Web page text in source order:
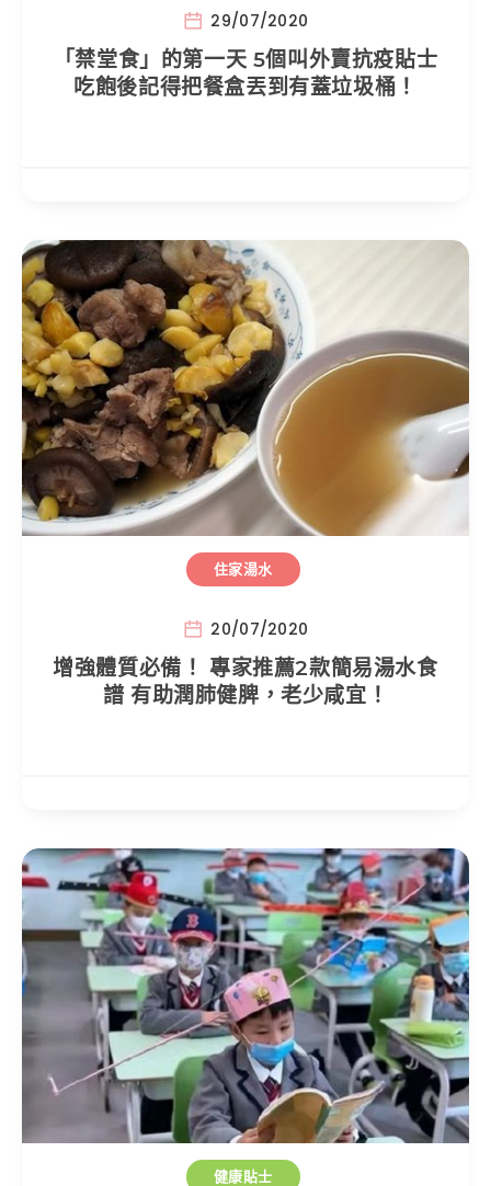
29/07/2020
「禁堂食」的第一天 5個叫外賣抗疫貼士
吃飽後記得把餐盒丟到有蓋垃圾桶！
住家湯水
20/07/2020
增強體質必備！ 專家推薦2款簡易湯水食
譜 有助潤肺健脾，老少咸宜！
健康貼士